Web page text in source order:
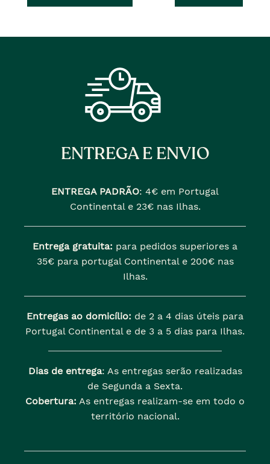
ENTREGA E ENVIO
ENTREGA PADRÃO: 4€ em Portugal
Continental e 23€ nas Ilhas.
Entrega gratuita: para pedidos superiores a
35€ para portugal Continental e 200€ nas
Ilhas.
Entregas ao domicílio: de 2 a 4 dias úteis para
Portugal Continental e de 3 a 5 dias para Ilhas.
Dias de entrega: As entregas serão realizadas
de Segunda a Sexta.
Cobertura: As entregas realizam-se em todo o
território nacional.